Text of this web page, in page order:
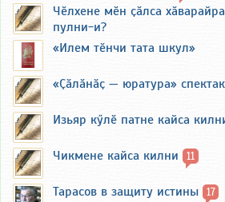
Чӗлхене мӗн ҫӑлса
пулни-и?
«Илем тӗнчи тата шкул»
«Ҫӑлӑнӑҫ — юратура»
Изьяр кӳлӗ патне кайса
Чикмене кайса килни 11
Тарасов в защиту истины 17